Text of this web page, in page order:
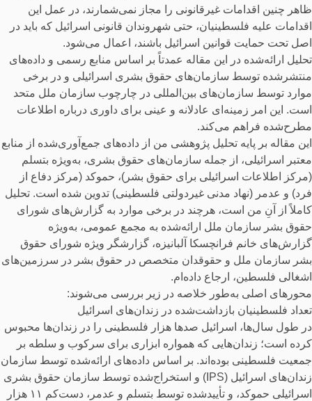
ظاهر چنین اقدامات غیرقانونی را مجاز نمی‌شمارند، در عمل این
اقدامات علیه فلسطینیان، حتی شهروندان قانونی اسرائیل که باید در
اصل تحت حمایت قوانین اسرائیل باشند، اعمال می‌شود.
تحلیل ارائه‌شده در این مقاله عمدتاً بر اساس منابع رسمی و داده‌های
منتشرشده توسط سازمان‌های حقوق بشری اسرائیلی و در برخی
موارد توسط سازمان‌های بین‌المللی در چارچوب سازمان ملل متحد
است. این امر زمینه‌ای عادلانه و عینی برای داوری درباره اطلاعات
مطرح‌شده فراهم می‌کند.
این مقاله بر پایه تحلیل پژوهشی من از داده‌های جمع‌آوری‌شده از منابع
معتبر اسرائیلی، از جمله سازمان‌های حقوق بشری، به‌ویژه بتسلم
(مرکز اطلاعات اسرائیلی برای حقوق بشر)، حموکد (مرکز دفاع از
فرد) و عدمر (نهاد مدنی غیردولتی فلسطینی) تدوین شده است. تحلیل
کاملاً از آنِ من است، هرچند در برخی موارد به گزارش‌های شورای
حقوق بشر سازمان ملل ارائه‌شده به مجمع عمومی، به‌ویژه
گزارش‌های خانم فرانچسکا آلبانیزه، گزارشگر ویژه شورای حقوق
بشر سازمان ملل و حقوقدان متخصص در حقوق بشر در سرزمین‌های
اشغالی فلسطین، ارجاع داده‌ام.
محورهای اصلی به‌طور خلاصه در زیر بررسی می‌شوند:
تعداد فلسطینیان بازداشت‌شده در زندان‌های اسرائیل
در طول سال‌ها، اسرائیل صدها هزار فلسطینی را در زندان‌ها محبوس
کرده است؛ زندان‌هایی که همواره ابزاری برای سرکوب و سلطه بر
جمعیت فلسطینی بوده‌اند. بر اساس داده‌های ارائه‌شده توسط سازمان
زندان‌های اسرائیل (IPS) و استخراج‌شده توسط سازمان حقوق بشری
اسرائیلی حموکد، و تأیید‌شده توسط بتسلم و عدمر، دست‌کم ۱۱ هزار